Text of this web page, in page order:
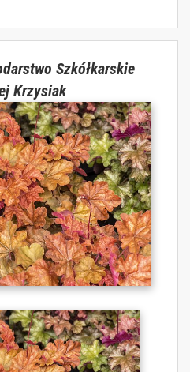
Szkółkarskie
Krzysiak